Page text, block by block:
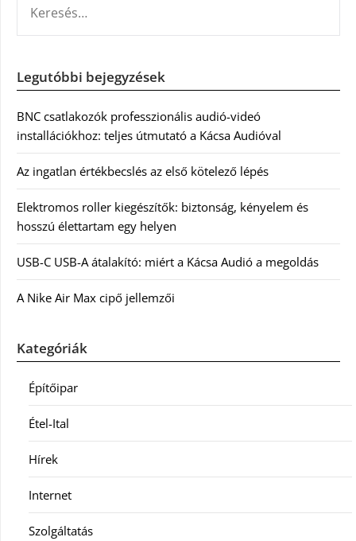
Legutóbbi bejegyzések
BNC csatlakozók professzionális audió-videó
installációkhoz: teljes útmutató a Kácsa Audióval
Az ingatlan értékbecslés az első kötelező lépés
Elektromos roller kiegészítők: biztonság, kényelem és
hosszú élettartam egy helyen
USB-C USB-A átalakító: miért a Kácsa Audió a megoldás
A Nike Air Max cipő jellemzői
Kategóriák
Építőipar
Étel-Ital
Hírek
Internet
Szolgáltatás